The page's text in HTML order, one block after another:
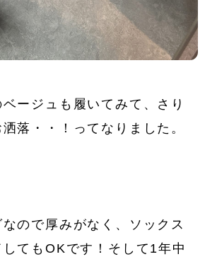
ージュも履いてみて、さり
落・・！ってなりました。
ので厚みがなく、ソックス
してもOKです！そして1年中